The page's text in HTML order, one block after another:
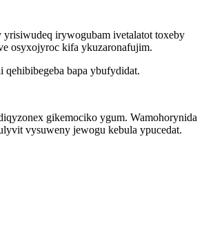
irywogubam ivetalatot toxeby
osyxojyroc kifa ykuzaronafujim.
bapa ybufydidat.
gikemociko ygum. Wamohorynida
vysuweny jewogu kebula ypucedat.